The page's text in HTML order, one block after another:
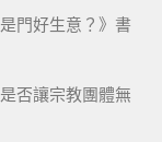
門好生意？》書
否讓宗教團體無